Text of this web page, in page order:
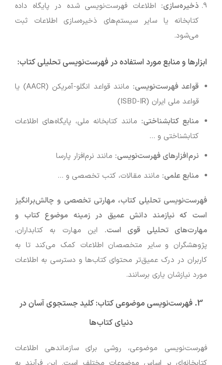
ذخیره‌سازی: اطلاعات فهرست‌نویسی شده در پایگاه داده
کتابخانه یا سایر سیستم‌های ذخیره‌سازی اطلاعات ثبت
می‌شود.
ابزارها و منابع مورد استفاده در فهرست‌نویسی تحلیلی کتاب:
قواعد فهرست‌نویسی:
مانند قواعد انگلو-آمریکن (AACR) یا
قواعد ملی ایران (ISBD-IR)
منابع کتابشناختی: مانند کتابخانه ملی، پایگاه‌های اطلاعات
کتابشناختی و …
نرم‌افزارهای فهرست‌نویسی: مانند نرم‌افزار پارسا
منابع علمی: مانند مقالات، کتب تخصصی و …
فهرست‌نویسی تحلیلی کتاب، مهارتی تخصصی و چالش‌برانگیز
است که نیازمند دانش عمیق در زمینه موضوع کتاب و
مهارت‌های تحلیلی قوی است. این مهارت به کتابداران،
پژوهشگران و سایر متخصصان اطلاعات کمک می‌کند تا به
کاربران در درک عمیق‌تر محتوای کتاب‌ها و دسترسی به اطلاعات
مورد نیازشان یاری برسانند.
3. فهرست‌نویسی موضوعی کتاب: کلید جستجوی آسان در
دنیای کتاب‌ها
فهرست‌نویسی موضوعی، روشی برای سازماندهی اطلاعات